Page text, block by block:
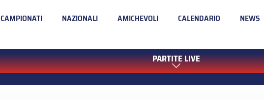
CAMPIONATI NAZIONALI AMICHEVOLI CALENDARIO NEWS
PARTITE LIVE